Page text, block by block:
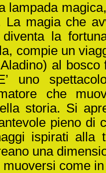
lampada
La magia che
la
compie un
al
uno
che
storia. Si
pieno di
ispirati alla
una
come